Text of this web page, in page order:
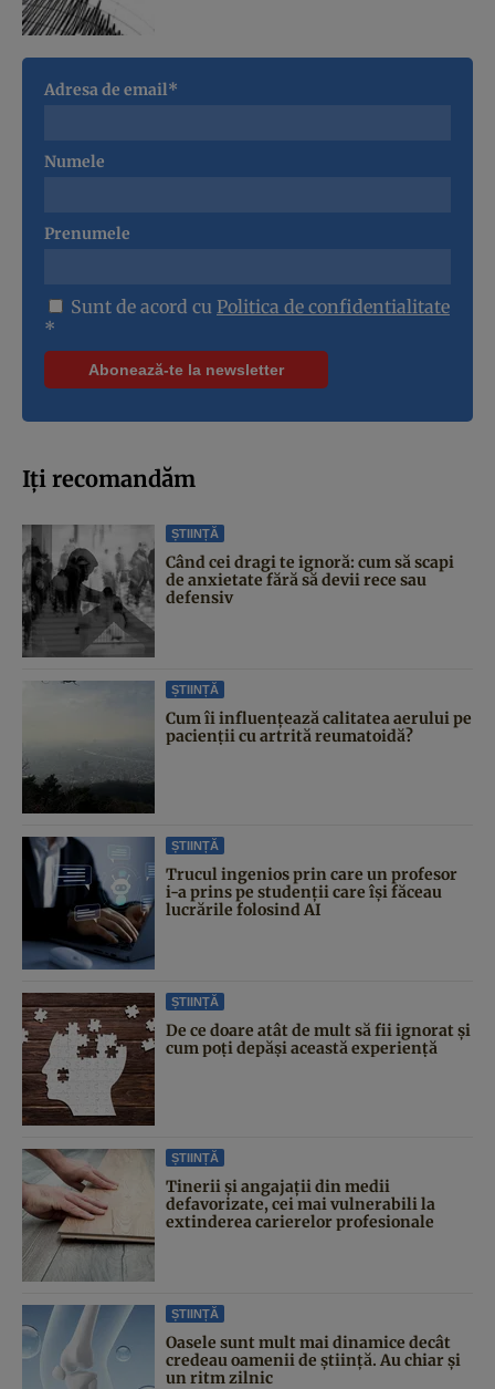
Adresa de email*
Numele
Prenumele
Sunt de acord cu Politica de confidentialitate
*
Iți recomandăm
ȘTIINȚĂ
Când cei dragi te ignoră: cum să scapi
de anxietate fără să devii rece sau
defensiv
ȘTIINȚĂ
Cum îi influențează calitatea aerului pe
pacienții cu artrită reumatoidă?
ȘTIINȚĂ
Trucul ingenios prin care un profesor
i-a prins pe studenții care își făceau
lucrările folosind AI
ȘTIINȚĂ
De ce doare atât de mult să fii ignorat și
cum poți depăși această experiență
ȘTIINȚĂ
Tinerii și angajații din medii
defavorizate, cei mai vulnerabili la
extinderea carierelor profesionale
ȘTIINȚĂ
Oasele sunt mult mai dinamice decât
credeau oamenii de știință. Au chiar și
un ritm zilnic